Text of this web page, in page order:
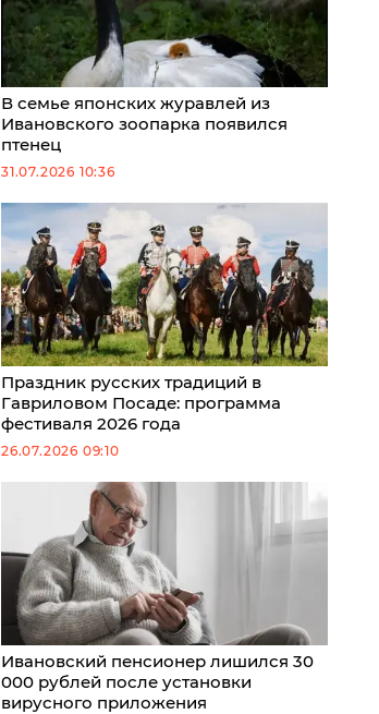
В семье японских журавлей из
Ивановского зоопарка появился
птенец
31.07.2026 10:36
Праздник русских традиций в
Гавриловом Посаде: программа
фестиваля 2026 года
26.07.2026 09:10
Ивановский пенсионер лишился 30
000 рублей после установки
вирусного приложения